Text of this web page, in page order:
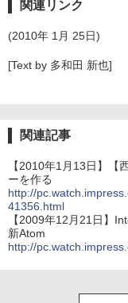
関連リンク
(2010年 1月 25日)
[Text by 多和田 新也]
関連記事
【2010年1月13日】【
ーを作る
http://
41356.html
【2009年12月21日】
新Atom
http://